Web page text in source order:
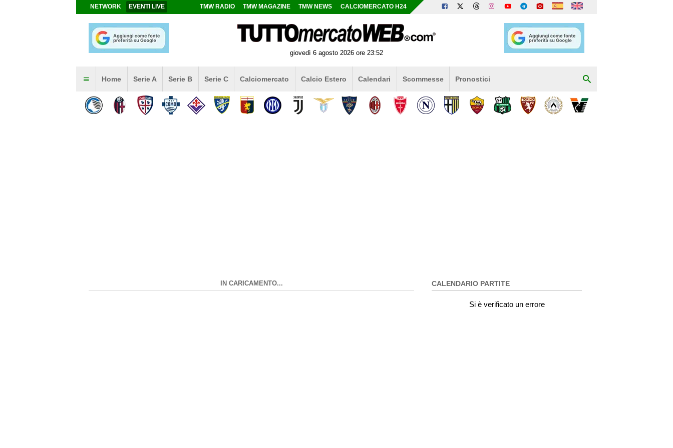
NETWORK EVENTI LIVE TMW RADIO TMW MAGAZINE TMW NEWS CALCIOMERCATO H24
giovedì 6 agosto 2026 ore 23:52
Home Serie A Serie B Serie C Calciomercato Calcio Estero Calendari Scommesse Pronostici
IN CARICAMENTO... CALENDARIO PARTITE
Si è verificato un errore